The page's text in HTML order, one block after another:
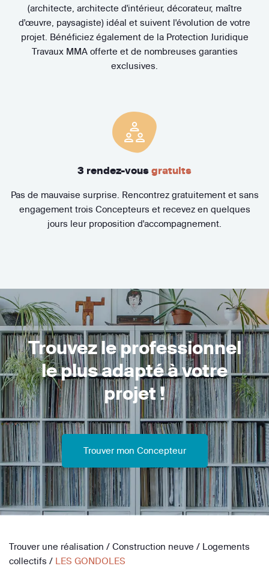
(architecte, architecte d'intérieur, décorateur, maître
d'œuvre, paysagiste) idéal et suivent l'évolution de votre
projet. Bénéficiez également de la Protection Juridique
Travaux MMA offerte et de nombreuses garanties
exclusives.
3 rendez-vous gratuits
Pas de mauvaise surprise. Rencontrez gratuitement et sans
engagement trois Concepteurs et recevez en quelques
jours leur proposition d'accompagnement.
Trouvez le professionnel
le plus adapté à votre
projet !
Trouver mon Concepteur
Trouver une réalisation / Construction neuve / Logements
collectifs / LES GONDOLES